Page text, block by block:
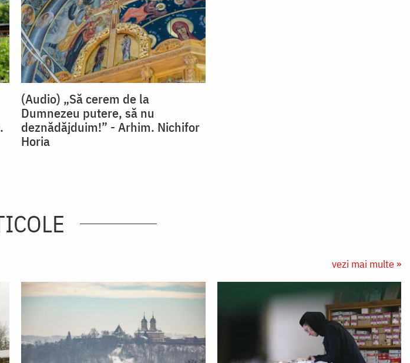
(Audio) „Să cerem de la
Dumnezeu putere, să nu
deznădăjduim!” - Arhim. Nichifor
Horia
vezi mai multe »